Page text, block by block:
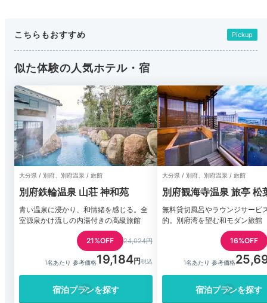
こちらもおすすめ Pickup
似た体験の人気ホテル・宿
大分県 / 別府、別府温泉 / 旅館
別府鉄輪温泉 山荘 神和苑
青い温泉に浸かり、和情緒を感じる。全
室源泉かけ流しの内湯付きの高級旅館
21%OFF 24,024円
1名あたり 参考価格19,184
宿泊プランを探す
大分県 / 別府、別府温泉 / 旅館
別府観海寺温泉 旅亭 松
無料貸切風呂やラウンジサービ
的。別府湾を望む和モダン旅館
16%OFF
1名あたり 参考価格
宿泊プランを探す